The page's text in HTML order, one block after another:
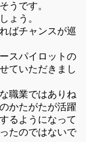
うです。
ょう。
ばチャンスが巡
スパイロットの
ていただきまし
職業ではありね
かたがたが活躍
るようになって
たのではないで